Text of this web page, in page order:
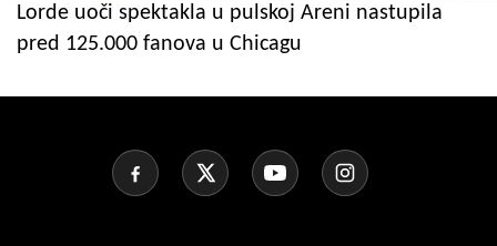
Lorde uoči spektakla u pulskoj Areni nastupila
pred 125.000 fanova u Chicagu